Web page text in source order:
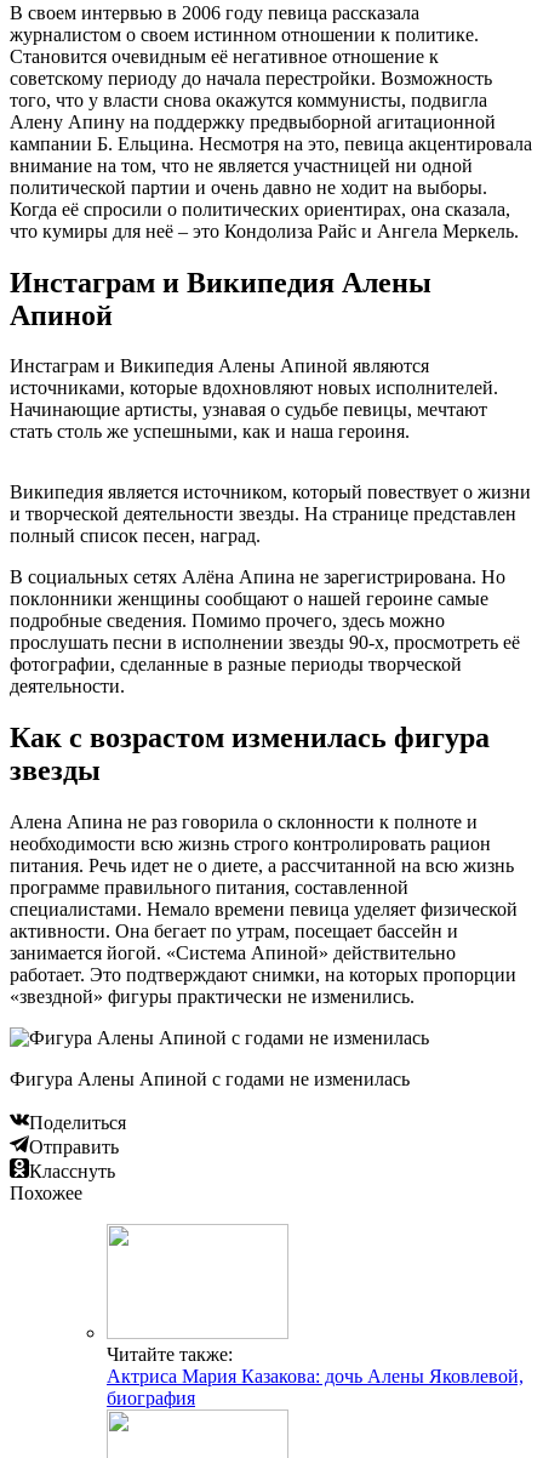
В своем интервью в 2006 году певица рассказала
журналистом о своем истинном отношении к политике.
Становится очевидным её негативное отношение к
советскому периоду до начала перестройки. Возможность
того, что у власти снова окажутся коммунисты, подвигла
Алену Апину на поддержку предвыборной агитационной
кампании Б. Ельцина. Несмотря на это, певица акцентировала
внимание на том, что не является участницей ни одной
политической партии и очень давно не ходит на выборы.
Когда её спросили о политических ориентирах, она сказала,
что кумиры для неё – это Кондолиза Райс и Ангела Меркель.
Инстаграм и Википедия Алены
Апиной
Инстаграм и Википедия Алены Апиной являются
источниками, которые вдохновляют новых исполнителей.
Начинающие артисты, узнавая о судьбе певицы, мечтают
стать столь же успешными, как и наша героиня.
Википедия является источником, который повествует о жизни
и творческой деятельности звезды. На странице представлен
полный список песен, наград.
В социальных сетях Алёна Апина не зарегистрирована. Но
поклонники женщины сообщают о нашей героине самые
подробные сведения. Помимо прочего, здесь можно
прослушать песни в исполнении звезды 90-х, просмотреть её
фотографии, сделанные в разные периоды творческой
деятельности.
Как с возрастом изменилась фигура
звезды
Алена Апина не раз говорила о склонности к полноте и
необходимости всю жизнь строго контролировать рацион
питания. Речь идет не о диете, а рассчитанной на всю жизнь
программе правильного питания, составленной
специалистами. Немало времени певица уделяет физической
активности. Она бегает по утрам, посещает бассейн и
занимается йогой. «Система Апиной» действительно
работает. Это подтверждают снимки, на которых пропорции
«звездной» фигуры практически не изменились.
Фигура Алены Апиной с годами не изменилась
Поделиться
Отправить
Класснуть
Похожее
Читайте также:
Актриса Мария Казакова: дочь Алены Яковлевой,
биография